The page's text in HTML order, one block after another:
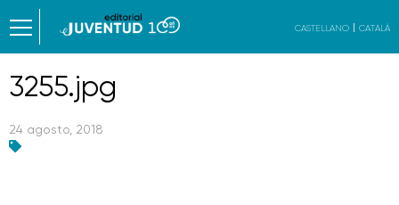
CASTELLANO CATALÀ
3255.jpg
24 agosto, 2018